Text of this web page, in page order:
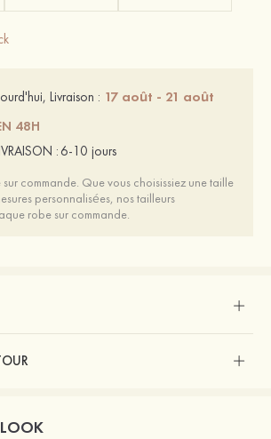
Livraison : 17 août - 21 août
48H
:6-10 jours
sur commande. Que vous choisissiez une taille
personnalisées, nos tailleurs
robe sur commande.